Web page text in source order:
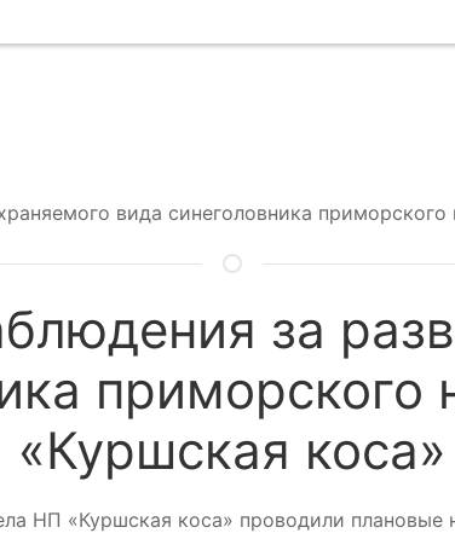
вида синеголовника
за
приморского
«Куршская коса»
НП «Куршская коса» проводили